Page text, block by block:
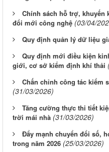
Chính sách hỗ trợ, khuyến
đổi mới công nghệ (03/04/
Quy định quản lý dữ liệu
Quy định mới điều kiện
giới, cơ sở kiểm định khí thải
Chấn chỉnh công tác kiểm
(31/03/2026)
Tăng cường thực thi tiết
trời mái nhà (31/03/2026)
Đẩy mạnh chuyển đổi số,
trong năm 2026 (25/03/2026)